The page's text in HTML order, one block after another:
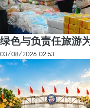
绿色与负责任旅游
03/08/2026 02:53